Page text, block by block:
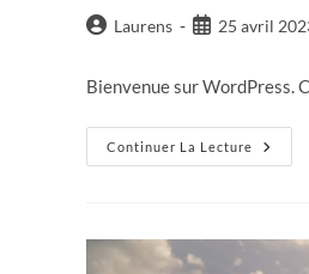
Auteur/autrice
publication :
Laurens
Publication
25 avril
Bienvenue sur WordPress.
Continuer La Lecture
Tout